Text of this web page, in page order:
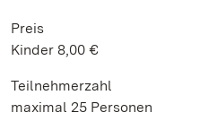
Preis
Kinder 8,00 €
Teilnehmerzahl
maximal 25 Personen